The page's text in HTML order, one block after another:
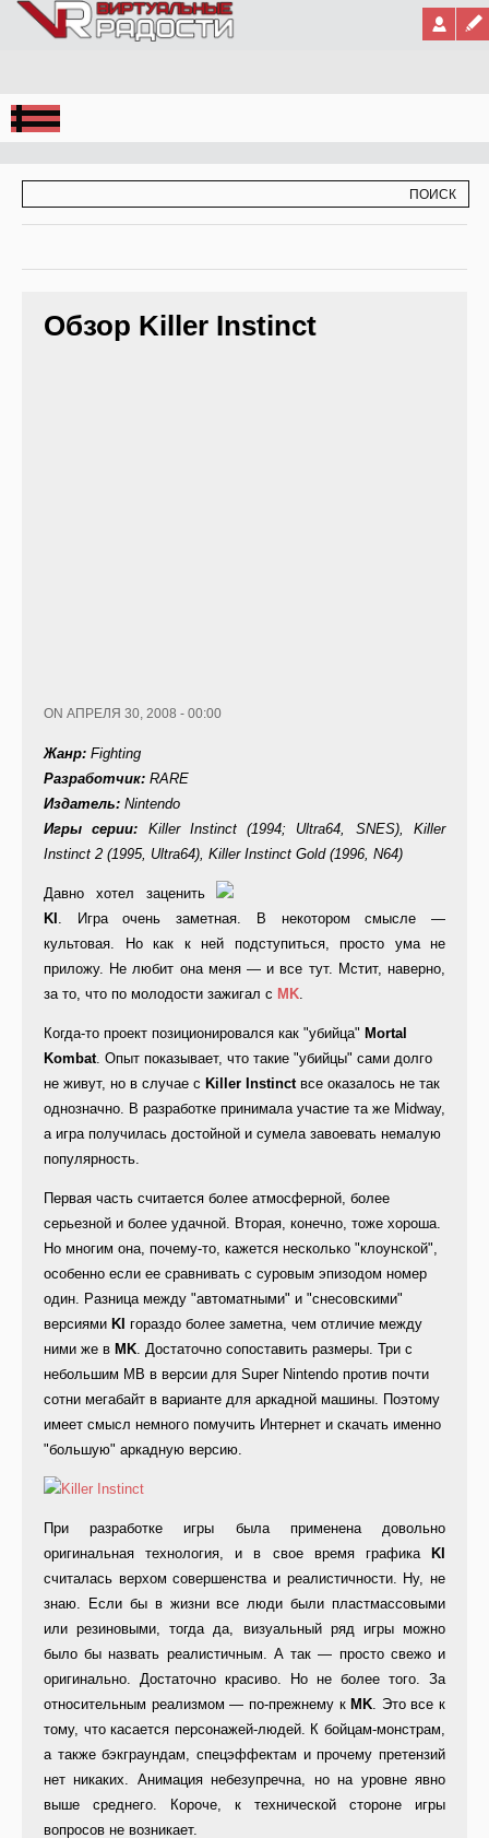
Jump to Navigation
Обзор Killer Instinct
ON АПРЕЛЯ 30, 2008 - 00:00
Жанр: Fighting
Разработчик: RARE
Издатель: Nintendo
Игры серии: Killer Instinct (1994; Ultra64, SNES), Killer
Instinct 2 (1995, Ultra64), Killer Instinct Gold (1996, N64)
Давно хотел заценить
KI . Игра очень заметная. В некотором смысле —
культовая. Но как к ней подступиться, просто ума не
приложу. Не любит она меня — и все тут. Мстит, наверно,
за то, что по молодости зажигал с MK.
Когда-то проект позиционировался как "убийца" Mortal
Kombat. Опыт показывает, что такие "убийцы" сами долго
не живут, но в случае с Killer Instinctвсе оказалось не так
однозначно. В разработке принимала участие та же Midway,
а игра получилась достойной и сумела завоевать немалую
популярность.
Первая часть считается более атмосферной, более
серьезной и более удачной. Вторая, конечно, тоже хороша.
Но многим она, почему-то, кажется несколько "клоунской",
особенно если ее сравнивать с суровым эпизодом номер
один. Разница между "автоматными" и "снесовскими"
версиями KI гораздо более заметна, чем отличие между
ними же в MK. Достаточно сопоставить размеры. Три с
небольшим MB в версии для Super Nintendo против почти
сотни мегабайт в варианте для аркадной машины. Поэтому
имеет смысл немного помучить Интернет и скачать именно
"большую" аркадную версию.
При разработке игры была применена довольно
оригинальная технология, и в свое время графика
KI
считалась верхом совершенства и реалистичности. Ну, не
знаю. Если бы в жизни все люди были пластмассовыми
или резиновыми, тогда да, визуальный ряд игры можно
было бы назвать реалистичным. А так — просто свежо и
оригинально. Достаточно красиво. Но не более того. За
относительным реализмом — по-прежнему к MK. Это все к
тому, что касается персонажей-людей. К бойцам-монстрам,
а также бэкграундам, спецэффектам и прочему претензий
нет никаких. Анимация небезупречна, но на уровне явно
выше среднего. Короче, к технической стороне игры
вопросов не возникает.